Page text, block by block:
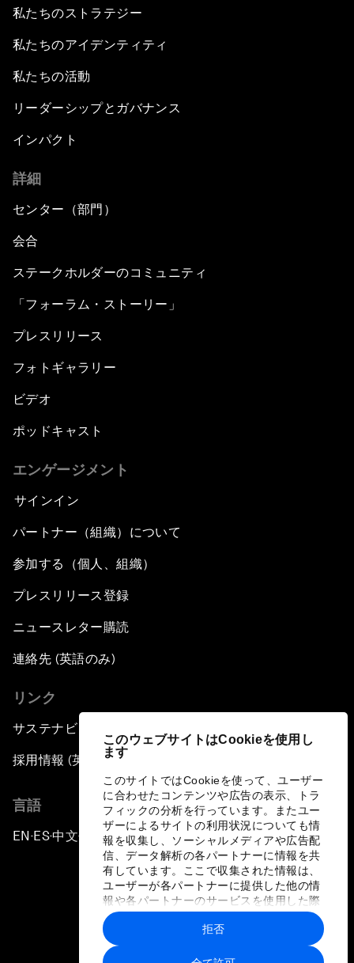
このウェブサイトはCookieを使用し
ます
このサイトではCookieを使って、ユーザー
に合わせたコンテンツや広告の表示、トラ
フィックの分析を行っています。またユー
ザーによるサイトの利用状況についても情
報を収集し、ソーシャルメディアや広告配
信、データ解析の各パートナーに情報を共
有しています。ここで収集された情報は、
ユーザーが各パートナーに提供した他の情
報や各パートナーのサービスを使用した際
に収集された情報と組み合わされ、各パー
トナーによって使用されることがありま
す。
拒否
私たちのストラテジー
私たちのアイデンティティ
私たちの活動
リーダーシップとガバナンス
インパクト
詳細
センター（部門）
会合
ステークホルダーのコミュニティ
「フォーラム・ストーリー」
プレスリリース
フォトギャラリー
ビデオ
ポッドキャスト
エンゲージメント
サインイン
パートナー（組織）について
参加する（個人、組織）
プレスリリース登録
ニュースレター購読
連絡先 (英語のみ)
リンク
サステナビリティへの取り組み
採用情報 (英語のみ)
言語
EN ▪ ES▪中文▪ 日本語
プライバシーポリシーと利用規約